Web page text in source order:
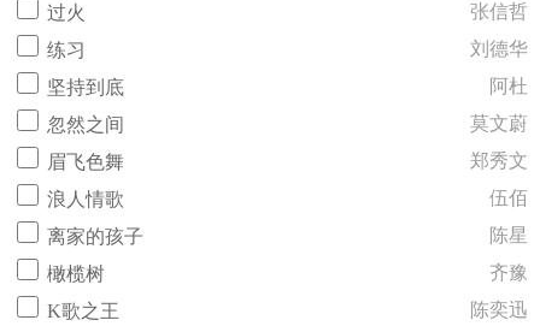
过火
张信哲
练习
刘德华
坚持到底
阿杜
忽然之间
莫文蔚
眉飞色舞
郑秀文
浪人情歌
伍佰
离家的孩子
陈星
橄榄树
齐豫
K歌之王
陈奕迅